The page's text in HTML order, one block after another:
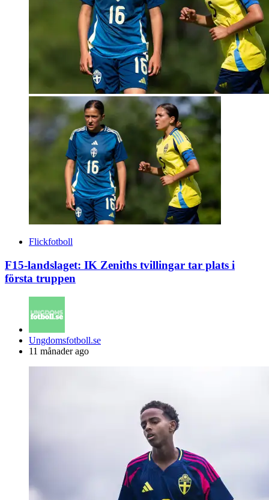
Flickfotboll
F15-landslaget: IK Zeniths tvillingar tar plats i
första truppen
Posted
by
Ungdomsfotboll.se
11 månader ago